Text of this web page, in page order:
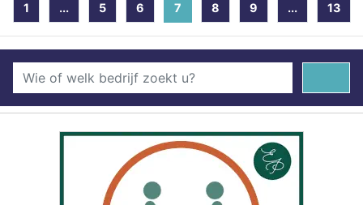
1 ... 5 6 7 (current)
8 9 ... 13